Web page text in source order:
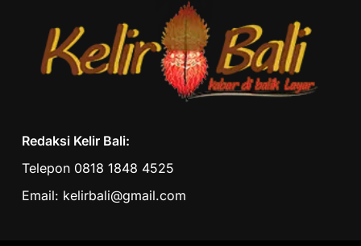
Redaksi Kelir Bali:
Telepon 0818 1848 4525
Email: kelirbali@gmail.com